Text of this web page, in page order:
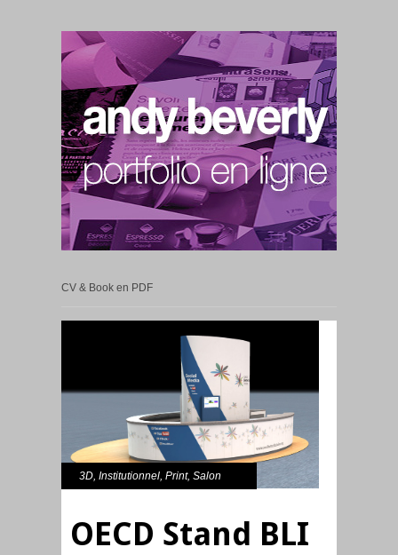
CV & Book en PDF
3D, Institutionnel, Print, Salon
OECD Stand BLI